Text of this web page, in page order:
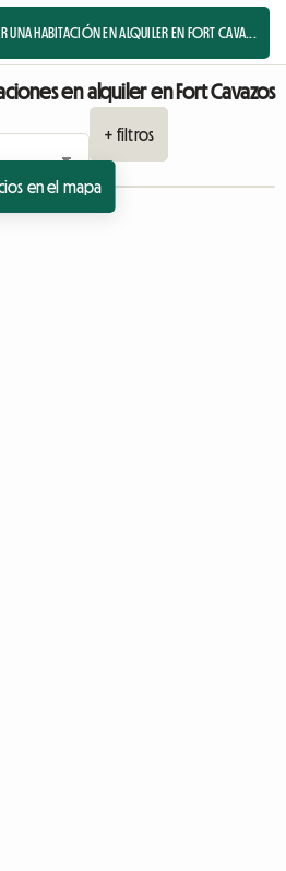
UNA HABITACIÓN EN ALQUILER EN FORT CAVA...
en alquiler en Fort Cavazos
+ filtros
en el mapa